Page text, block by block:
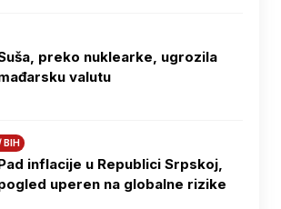
preko nuklearke, ugrozila
valutu
BIH
inflacije u Republici Srpskoj,
uperen na globalne rizike